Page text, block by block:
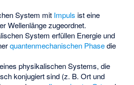
System mit Impuls ist eine
Wellenlängezugeordnet.
System erfüllen Energie und
quantenmechanischen Phasedie
physikalischen Systems, die
konjugiert sind (z. B. Ort und